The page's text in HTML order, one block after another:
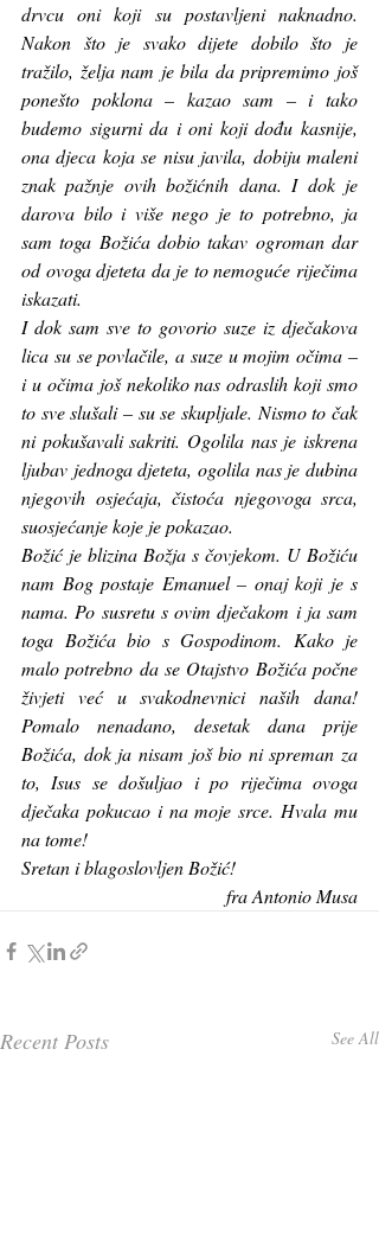
drvcu oni koji su postavljeni naknadno.
Nakon što je svako dijete dobilo što je
tražilo, želja nam je bila da pripremimo još
ponešto poklona – kazao sam – i tako
budemo sigurni da i oni koji dođu kasnije,
ona djeca koja se nisu javila, dobiju maleni
znak pažnje ovih božićnih dana. I dok je
darova bilo i više nego je to potrebno, ja
sam toga Božića dobio takav ogroman dar
od ovoga djeteta da je to nemoguće riječima
iskazati.
I dok sam sve to govorio suze iz dječakova
lica su se povlačile, a suze u mojim očima –
i u očima još nekoliko nas odraslih koji smo
to sve slušali – su se skupljale. Nismo to čak
ni pokušavali sakriti. Ogolila nas je iskrena
ljubav jednoga djeteta, ogolila nas je dubina
njegovih osjećaja, čistoća njegovoga srca,
suosjećanje koje je pokazao.
Božić je blizina Božja s čovjekom. U Božiću
nam Bog postaje Emanuel – onaj koji je s
nama. Po susretu s ovim dječakom i ja sam
toga Božića bio s Gospodinom. Kako je
malo potrebno da se Otajstvo Božića počne
živjeti već u svakodnevnici naših dana!
Pomalo nenadano, desetak dana prije
Božića, dok ja nisam još bio ni spreman za
to, Isus se došuljao i po riječima ovoga
dječaka pokucao i na moje srce. Hvala mu
na tome!
Sretan i blagoslovljen Božić!
fra Antonio Musa
Recent Posts See All